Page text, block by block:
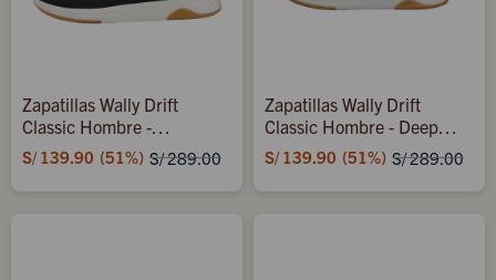
Zapatillas Wally Drift
Classic Hombre -
Black/white
S/ 139.90 51 S/289.00
Zapatillas Wally Drift
Classic Hombre - Deep
Green/silver Birch
S/ 139.90 51 S/289.00